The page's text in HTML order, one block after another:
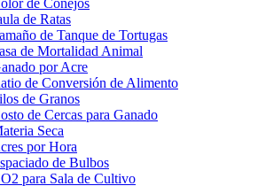
de Ratas
de Tanque de Tortugas
de Mortalidad Animal
por Acre
de Conversión de Alimento
de Granos
de Cercas para Ganado
Seca
por Hora
de Bulbos
para Sala de Cultivo